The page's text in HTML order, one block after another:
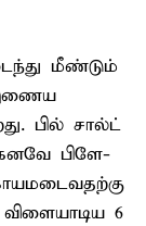
மீண்டும்
இணைய
பில் சால்ட்
பிளே-
6